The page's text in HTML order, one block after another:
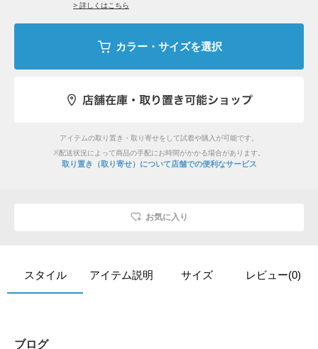
> 詳しくはこちら
カラー・サイズを選択
アイテムの取り置き・取り寄せをして試着や購入が可能です。
※配送状況によって商品の手配にお時間がかかる場合があります。
取り置き（取り寄せ）について店舗での便利なサービス
お気に入り
スタイル アイテム説明 サイズ レビュー(0)
ブログ